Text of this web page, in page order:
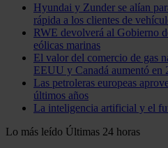
Hyundai y Zunder se alían
rápida a los clientes de
RWE devolverá al Gobierno
eólicas marinas
El valor del comercio de gas
EEUU y Canadá aumentó en
Las petroleras europeas
últimos años
La inteligencia artificial y el
Lo más leído Últimas 24 horas